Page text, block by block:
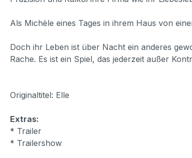
Als Michèle eines Tages in ihrem Haus von
Doch ihr Leben ist über Nacht ein anderes
Rache. Es ist ein Spiel, das jederzeit außer
Originaltitel: Elle
Extras:
* Trailer
* Trailershow